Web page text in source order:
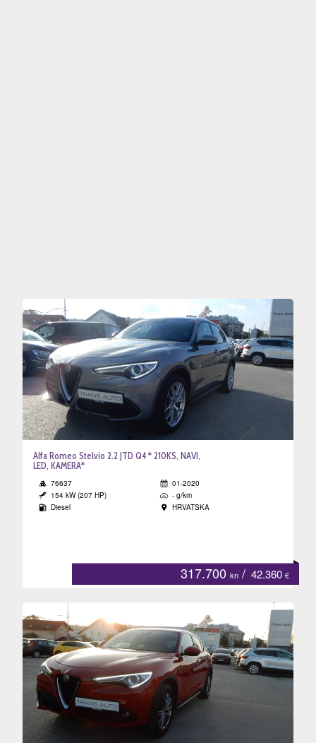
Alfa Romeo Stelvio 2.2 JTD Q4 * 210KS, NAVI,
LED, KAMERA*
76637
01-2020
154 kW (207 HP)
- g/km
Diesel
HRVATSKA
317.700 kn / 42.360 €